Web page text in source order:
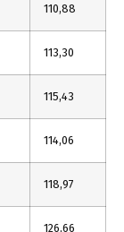
110,88
113,30
115,43
114,06
118,97
126,66